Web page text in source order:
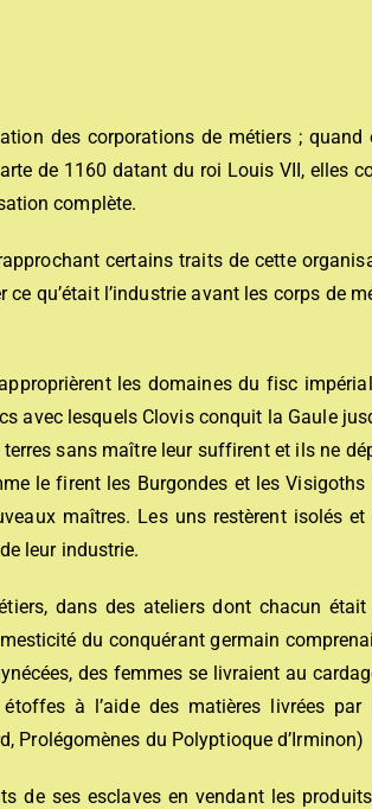
des corporations de métiers ; quand
de 1160 datant du roi Louis VII, elles
complète.
certains traits de cette
qu’était l’industrie avant les corps de
les domaines du fisc
avec lesquels Clovis conquit la Gaule
sans maître leur suffirent et ils ne
le firent les Burgondes et les
maîtres. Les uns restèrent isolés
leur industrie.
dans des ateliers dont chacun
du conquérant germain
des femmes se livraient au
à l’aide des matières livrées par
Prolégomènes du Polyptioque d’Irminon)
de ses esclaves en vendant les